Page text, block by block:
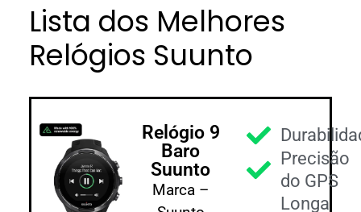
Lista dos Melhores
Relógios Suunto
Relógio 9
Baro
Suunto
Marca –
Precisão
do GPS
Longa